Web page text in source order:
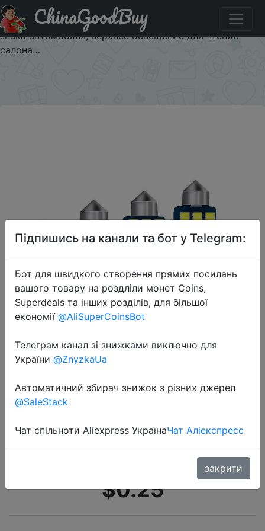
Придбати Высококачественная сверхъяркая
Светодиодная лампа C5w, светильник для номерного
знака автомобиля, верхнее освещение для чтения
салона…
ChinaGoodBuy
2022-07-13
Светодиодная лампа C5w,
светильник для номерного знака
автомобиля, верхнее освещение
для чтения салона…
$0.25
Підпишись на канали та бот у Telegram:
Бот для швидкого створення прямих посилань
вашого товару на роздліли монет Coins,
Superdeals та інших розділів, для більшої
економії @AliSuperCoinsBot
Телеграм канал зі знижками виключно для
України @ZnyzkaUa
Автоматичний збирач знижок з різних джерел
@SaleStack
Чат спільноти Aliexpress УкраїнаЧат Аліекспресс
закрити